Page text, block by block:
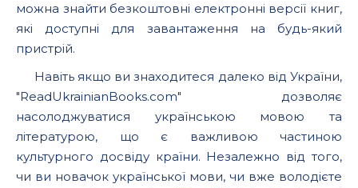
можна знайти безкоштовні електронні версії книг,
які доступні для завантаження на будь-який
пристрій.
Навіть якщо ви знаходитеся далеко від України,
"ReadUkrainianBooks.com" дозволяє
насолоджуватися українською мовою та
літературою, що є важливою частиною
культурного досвіду країни. Незалежно від того,
чи ви новачок української мови, чи вже володієте